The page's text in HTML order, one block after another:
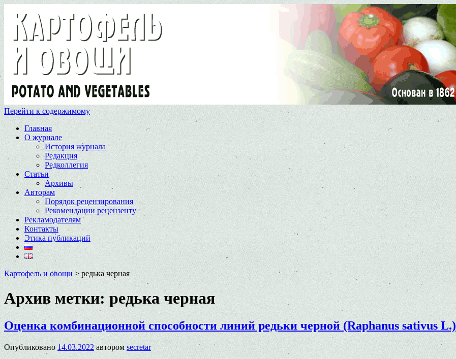
Перейти к содержимому
Главная
О журнале
История журнала
Редакция
Редколлегия
Статьи
Архивы
Авторам
Порядок рецензирования
Рекомендации рецензенту
Рекламодателям
Контакты
Этика публикаций
Картофель и овощи > редька черная
Архив метки: редька черная
Оценка комбинационной способности линий редьки черной (Raphanus sativus L.)
Опубликовано 14.03.2022 автором secretar